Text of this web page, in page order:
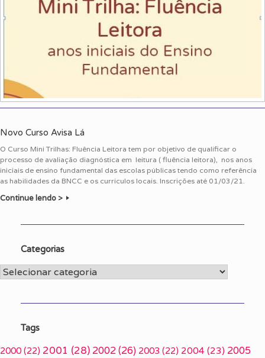
Novo Curso Avisa Lá
O Curso Mini Trilhas: Fluência Leitora tem por objetivo de qualificar o
processo de avaliação diagnóstica em leitura ( fluência leitora), nos anos
iniciais de ensino fundamental das escolas públicas tendo como referência
as habilidades da BNCC e os currículos locais. Inscrições até 01/03/21.
Continue lendo >
Categorias
Categorias
Tags
2000 (22) 2001 (28) 2002(26) 2003 (22) 2004 (23) 2005